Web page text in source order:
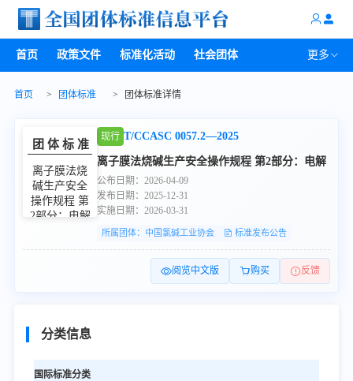
首页 政策文件 标准化活动 社会团体 更多
首页 > 团体标准 > 团体标准详情
ICS71
团体标准
离子膜法烧
碱生产安全
操作规程 第
2部分：电解
2026-03-31实施
现行 T/CCASC 0057.2—2025
离子膜法烧碱生产安全操作规程 第2部分：电解
公布日期：2026-04-09
发布日期：2025-12-31
实施日期：2026-03-31
所属团体：中国氯碱工业协会 标准发布公告
阅览中文版 购买 反馈
分类信息
国际标准分类